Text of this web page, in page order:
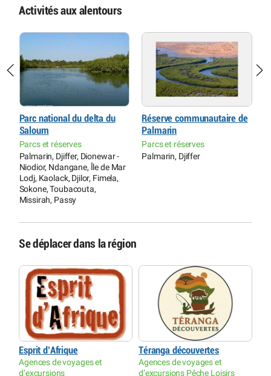
Activités aux alentours
Parc national du delta du
Saloum
Parcs et réserves
Palmarin, Djiffer, Dionewar -
Niodior, Ndangane, Île de Mar
Lodj, Kaolack, Djilor, Fimela,
Sokone, Toubacouta,
Missirah, Passy
Réserve communautaire de
Palmarin
Parcs et réserves
Palmarin, Djiffer
Se déplacer dans la région
Esprit d’Afrique
Agences de voyages et
d’excursions
Téranga découvertes
Agences de voyages et
d’excursions Pêche Loisirs